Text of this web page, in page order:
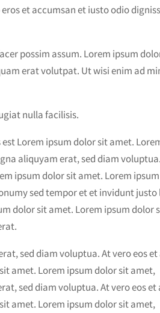
et accumsan et iusto odio
possim assum. Lorem ipsum
erat volutpat. Ut wisi enim ad
nulla facilisis.
Lorem ipsum dolor sit amet.
aliquyam erat, sed diam
ipsum dolor sit amet. Lorem
sed tempor et et invidunt justo
dolor sit amet. Lorem ipsum dolor
sed diam voluptua. At vero eos et
amet. Lorem ipsum dolor sit amet,
sed diam voluptua. At vero eos et
amet. Lorem ipsum dolor sit amet,